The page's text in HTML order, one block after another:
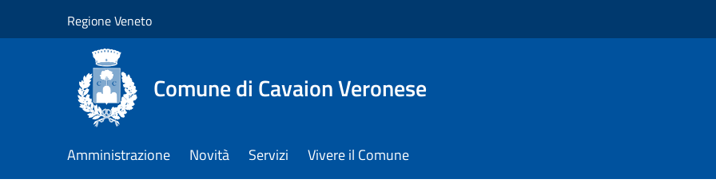
Regione Veneto
Comune di Cavaion Veronese
Amministrazione Novità Servizi Vivere il Comune